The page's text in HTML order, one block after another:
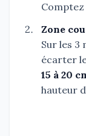
Zone
Sur les 3
écarter
15 à 20
hauteur